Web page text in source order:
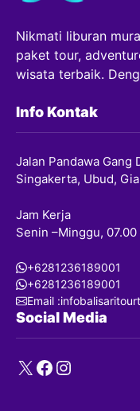
Nikmati liburan
paket tour,
wisata terbaik.
Info Kontak
Jalan Pandawa Gang
Singakerta, Ubud,
Jam Kerja
Senin –Minggu, 07.00
+6281236189001
+6281236189001
Email
Social Media
X Facebook
Instagram